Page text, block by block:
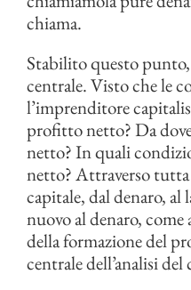
chiama.
Stabilito questo
centrale. Visto che le
l’imprenditore
profitto netto? Da
netto? In quali
netto? Attraverso
capitale, dal denaro, al
nuovo al denaro,
della formazione del
centrale dell’analisi